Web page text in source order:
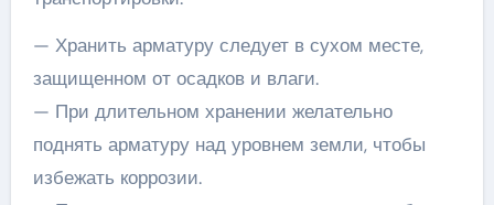
— Хранить арматуру следует в сухом месте,
защищенном от осадков и влаги.
— При длительном хранении желательно
поднять арматуру над уровнем земли, чтобы
избежать коррозии.